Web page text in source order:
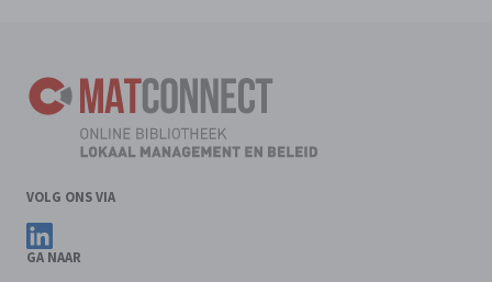
VOLG ONS VIA
Volg ons op LinkedIn
GA NAAR